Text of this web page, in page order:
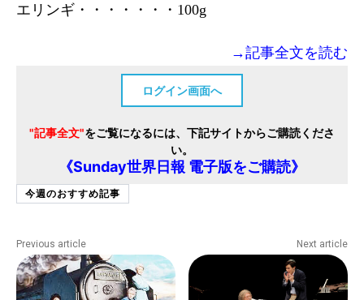
エリンギ・・・・・・・100g
→記事全文を読む
ログイン画面へ
"記事全文"をご覧になるには、下記サイトからご購読くださ
い。
《Sunday世界日報 電子版をご購読》
今週のおすすめ記事
Previous article Next article